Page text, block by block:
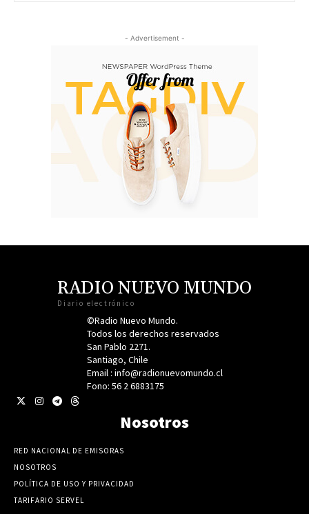
- Advertisement -
RADIO NUEVO MUNDO
Diario electrónico
©Radio Nuevo Mundo.
Todos los derechos reservados
San Pablo 2271.
Santiago, Chile
Email : info@radionuevomundo.cl
Fono: 56 2 6883175
Nosotros
RED NACIONAL DE EMISORAS
NOSOTROS
POLÍTICA DE USO Y PRIVACIDAD
TARIFARIO SERVEL